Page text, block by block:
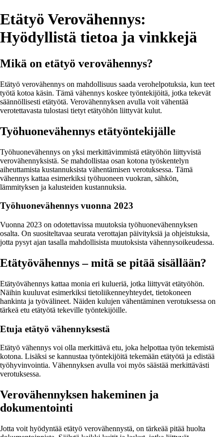
Etätyö Verovähennys:
Hyödyllistä tietoa ja vinkkejä
Mikä on etätyö verovähennys?
Etätyö verovähennys on mahdollisuus saada verohelpotuksia, kun teet
työtä kotoa käsin. Tämä vähennys koskee työntekijöitä, jotka tekevät
säännöllisesti etätyötä. Verovähennyksen avulla voit vähentää
verotettavasta tulostasi tietyt etätyöhön liittyvät kulut.
Työhuonevähennys etätyöntekijälle
Työhuonevähennys on yksi merkittävimmistä etätyöhön liittyvistä
verovähennyksistä. Se mahdollistaa osan kotona työskentelyn
aiheuttamista kustannuksista vähentämisen verotuksessa. Tämä
vähennys kattaa esimerkiksi työhuoneen vuokran, sähkön,
lämmityksen ja kalusteiden kustannuksia.
Työhuonevähennys vuonna 2023
Vuonna 2023 on odotettavissa muutoksia työhuonevähennyksen
osalta. On suositeltavaa seurata verottajan päivityksiä ja ohjeistuksia,
jotta pysyt ajan tasalla mahdollisista muutoksista vähennysoikeudessa.
Etätyövähennys – mitä se pitää sisällään?
Etätyövähennys kattaa monia eri kulueriä, jotka liittyvät etätyöhön.
Näihin kuuluvat esimerkiksi tietoliikenneyhteydet, tietokoneen
hankinta ja työvälineet. Näiden kulujen vähentäminen verotuksessa on
tärkeä etu etätyötä tekeville työntekijöille.
Etuja etätyö vähennyksestä
Etätyö vähennys voi olla merkittävä etu, joka helpottaa työn tekemistä
kotona. Lisäksi se kannustaa työntekijöitä tekemään etätyötä ja edistää
työhyvinvointia. Vähennyksen avulla voi myös säästää merkittävästi
verotuksessa.
Verovähennyksen hakeminen ja
dokumentointi
Jotta voit hyödyntää etätyö verovähennystä, on tärkeää pitää huolta